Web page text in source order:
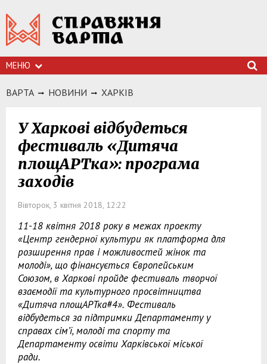
МЕНЮ
ВАРТА НОВИНИ ХАРКIВ
У Харкові відбудеться
фестиваль «Дитяча
площАРТка»: програма
заходів
Вівторок, 3 квітня 2018, 12:22
11-18 квітня 2018 року в межах проекту
«Центр гендерної культури як платформа для
розширення прав і можливостей жінок та
молоді», що фінансується Європейським
Союзом, в Харкові пройде фестиваль творчої
взаємодії та культурного просвітництва
«Дитяча площАРТка#4». Фестиваль
відбудеться за підтримки Департаменту у
справах сім’ї, молоді та спорту та
Департаменту освіти Харківської міської
ради.